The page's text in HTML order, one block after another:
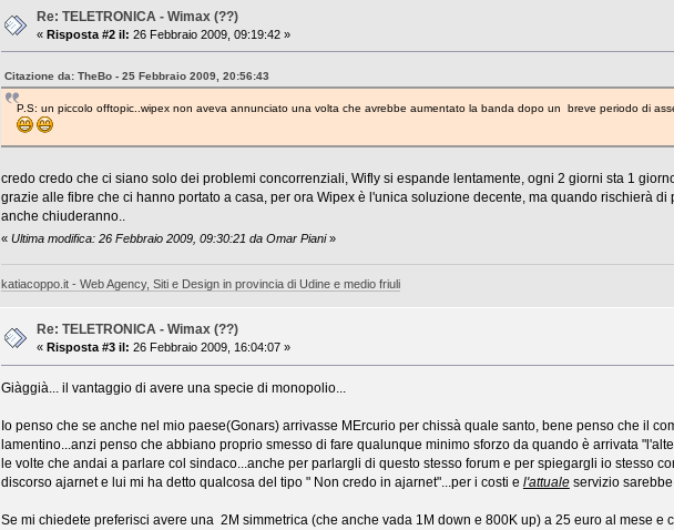
Re: TELETRONICA - Wimax (??)
«Risposta #2 il: 26 Febbraio 2009, 09:19:42 »
Citazione da: TheBo - 25 Febbraio 2009, 20:56:43
P.S: un piccolo offtopic..wipex non aveva annunciato una volta che avrebbe aumentato la banda dopo un breve periodo di
credo credo che ci siano solo dei problemi concorrenziali, Wifly si espande lentamente, ogni 2 giorni sta 1
grazie alle fibre che ci hanno portato a casa, per ora Wipex è l'unica soluzione decente, ma quando rischierà
anche chiuderanno..
« Ultima modifica: 26 Febbraio 2009, 09:30:21 da Omar Piani»
katiacoppo.it - Web Agency, Siti e Design in provincia di Udine e medio friuli
Re: TELETRONICA - Wimax (??)
«Risposta #3 il: 26 Febbraio 2009, 16:04:07 »
Giàggià... il vantaggio di avere una specie di monopolio...
Io penso che se anche nel mio paese(Gonars) arrivasse MErcurio per chissà quale santo, bene penso che il
lamentino...anzi penso che abbiano proprio smesso di fare qualunque minimo sforzo da quando è arrivata
le volte che andai a parlare col sindaco...anche per parlargli di questo stesso forum e per spiegargli io stesso
discorso ajarnet e lui mi ha detto qualcosa del tipo " Non credo in ajarnet"...per i costi e l'attualeservizio
Se mi chiedete preferisci avere una 2M simmetrica (che anche vada 1M down e 800K up) a 25 euro al mese